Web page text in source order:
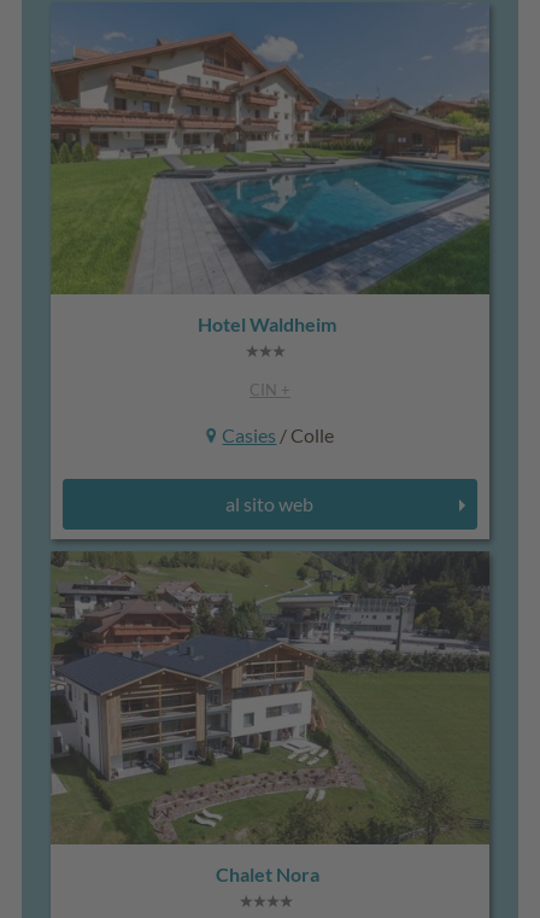
Hotel Waldheim
CIN +
Casies / Colle
al sito web
Chalet Nora